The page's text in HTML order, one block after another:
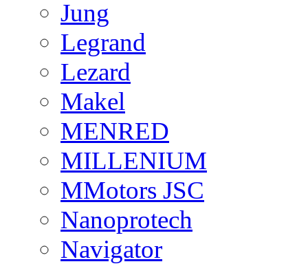
Jung
Legrand
Lezard
Makel
MENRED
MILLENIUM
MMotors JSC
Nanoprotech
Navigator